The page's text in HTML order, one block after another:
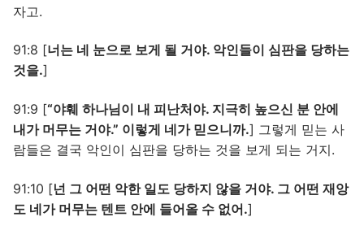
자고.
91:8 [너는 네 눈으로 보게 될 거야. 악인들이 심판을 당하는
것을.]
91:9 [“야훼 하나님이 내 피난처야. 지극히 높으신 분 안에
내가 머무는 거야.” 이렇게 네가 믿으니까.] 그렇게 믿는 사
람들은 결국 악인이 심판을 당하는 것을 보게 되는 거지.
91:10 [넌 그 어떤 악한 일도 당하지 않을 거야. 그 어떤 재앙
도 네가 머무는 텐트 안에 들어올 수 없어.]